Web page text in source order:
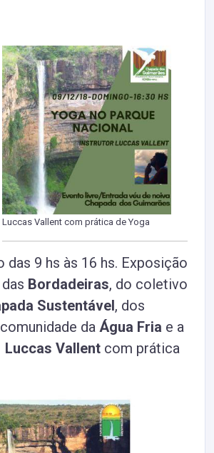
Luccas Vallent com prática de Yoga
das 9 hs às 16 hs. Exposição
Bordadeiras, do coletivo
Sustentável, dos
da Água Fria e a
Luccas Vallent com prática